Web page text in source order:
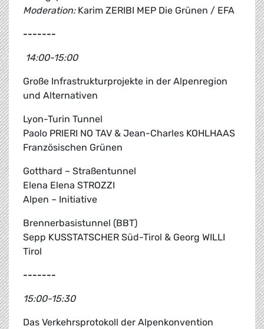
Moderation: Karim ZERIBI MEP Die Grünen / EFA
-------
14:00-15:00
Große Infrastrukturprojekte in der Alpenregion
und Alternativen
Lyon-Turin Tunnel
Paolo PRIERI NO TAV & Jean-Charles KOHLHAAS
Französischen Grünen
Gotthard – Straßentunnel
Elena Elena STROZZI
Alpen – Initiative
Brennerbasistunnel (BBT)
Sepp KUSSTATSCHER Süd-Tirol & Georg WILLI
Tirol
-------
15:00-15:30
Das Verkehrsprotokoll der Alpenkonvention